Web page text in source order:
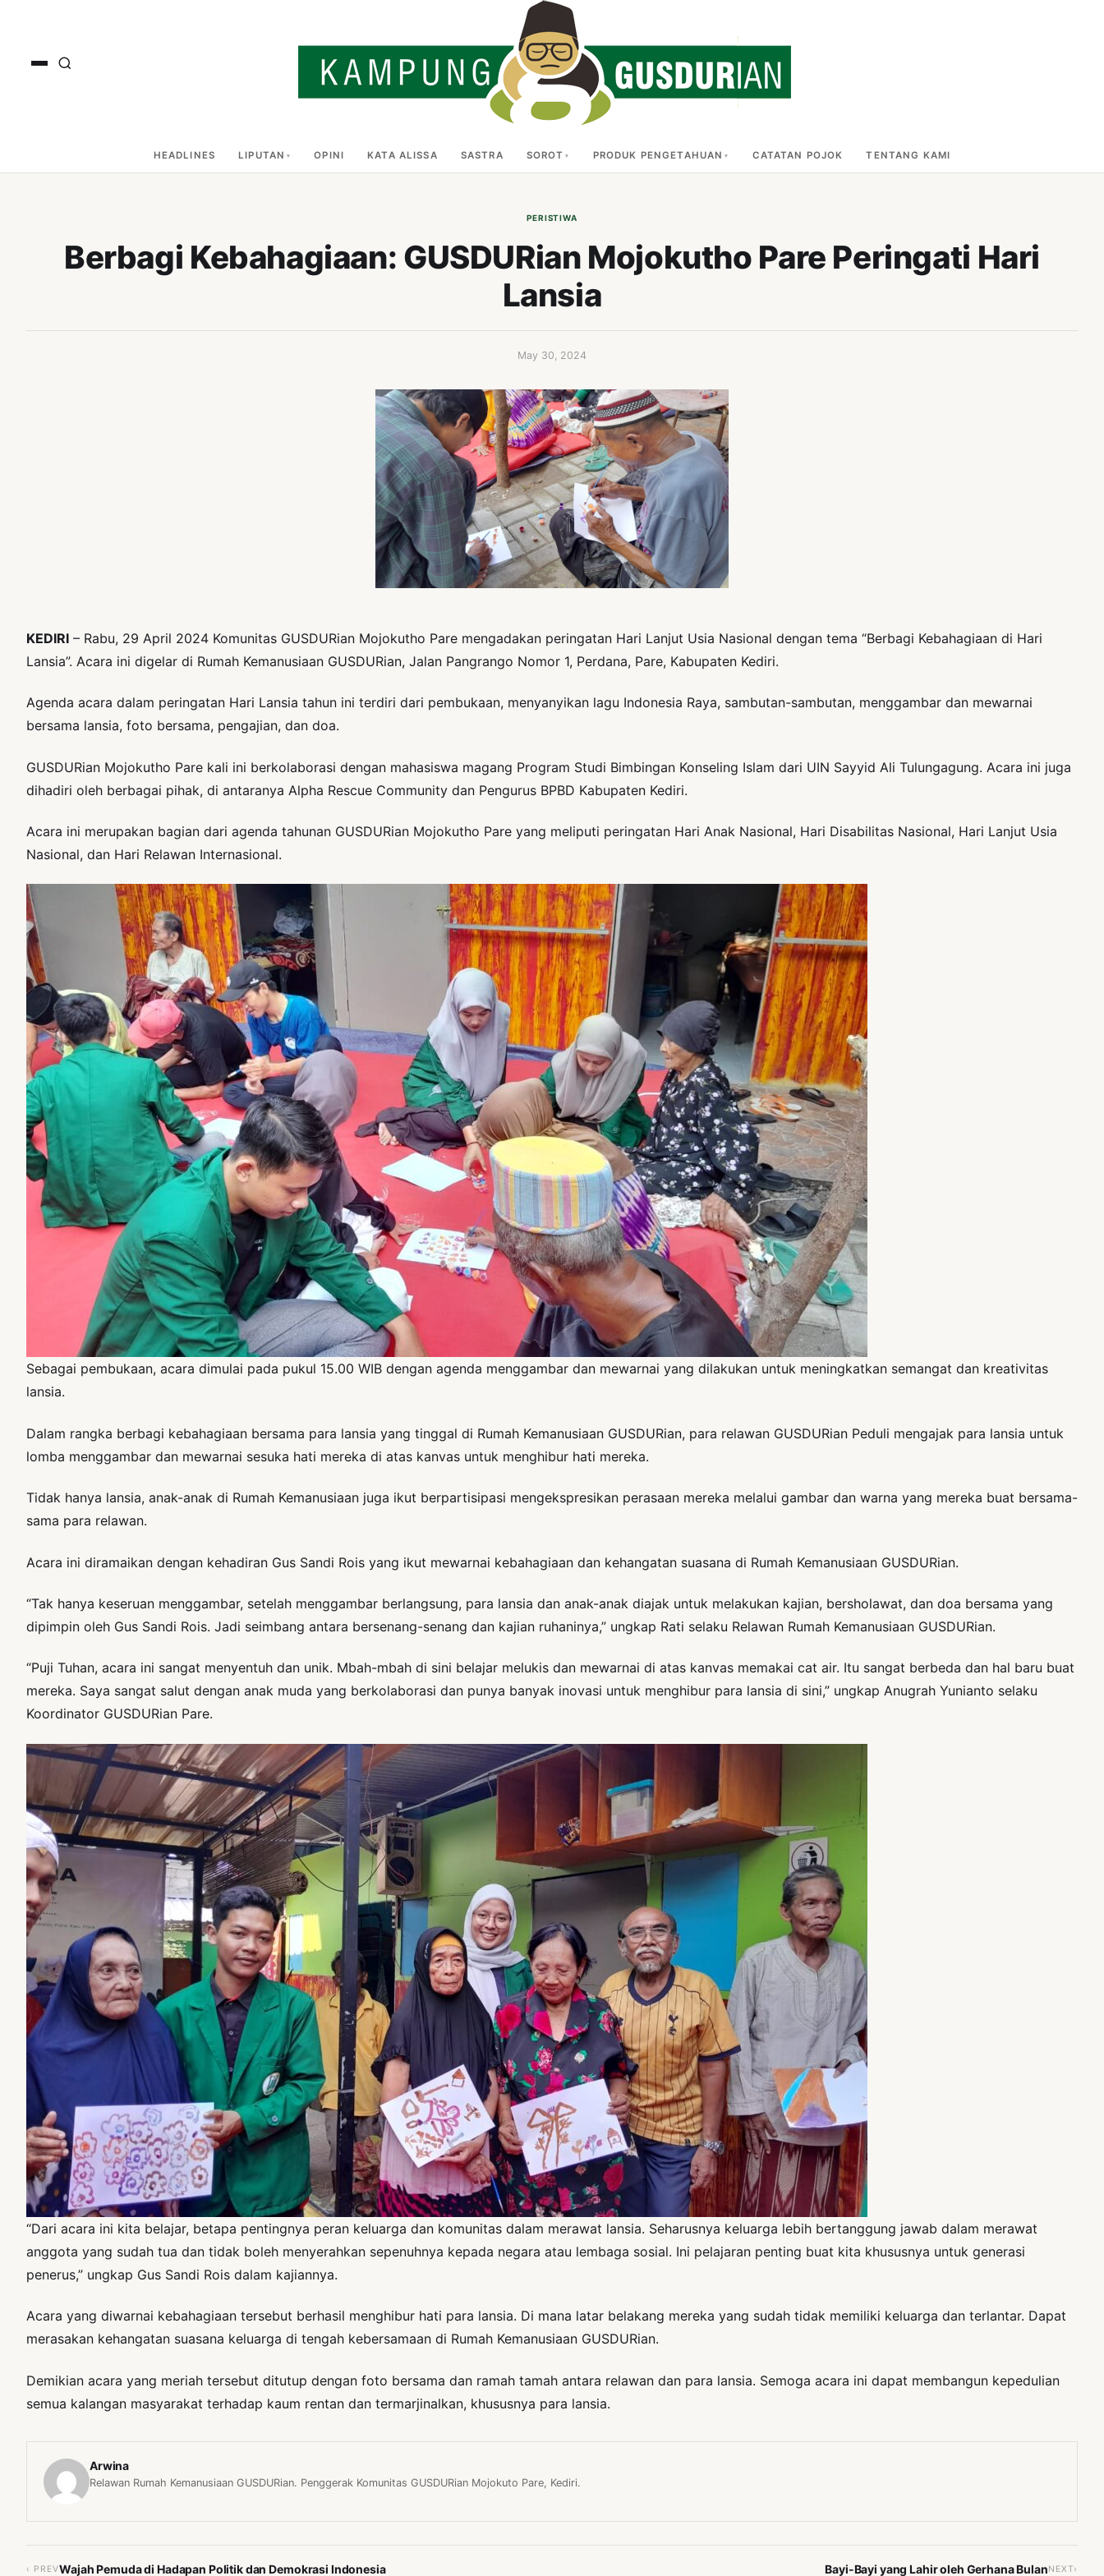
HEADLINES LIPUTAN OPINI KATA ALISSA SASTRA SOROT PRODUK PENGETAHUAN CATATAN POJOK TENTANG KAMI
PERISTIWA
Berbagi Kebahagiaan: GUSDURian Mojokutho Pare Peringati Hari
Lansia
May 30, 2024
KEDIRI – Rabu, 29 April 2024 Komunitas GUSDURian Mojokutho Pare mengadakan peringatan Hari Lanjut Usia Nasional dengan tema “Berbagi Kebahagiaan di Hari
Lansia”. Acara ini digelar di Rumah Kemanusiaan GUSDURian, Jalan Pangrango Nomor 1, Perdana, Pare, Kabupaten Kediri.
Agenda acara dalam peringatan Hari Lansia tahun ini terdiri dari pembukaan, menyanyikan lagu Indonesia Raya, sambutan-sambutan, menggambar dan mewarnai
bersama lansia, foto bersama, pengajian, dan doa.
GUSDURian Mojokutho Pare kali ini berkolaborasi dengan mahasiswa magang Program Studi Bimbingan Konseling Islam dari UIN Sayyid Ali Tulungagung. Acara ini juga
dihadiri oleh berbagai pihak, di antaranya Alpha Rescue Community dan Pengurus BPBD Kabupaten Kediri.
Acara ini merupakan bagian dari agenda tahunan GUSDURian Mojokutho Pare yang meliputi peringatan Hari Anak Nasional, Hari Disabilitas Nasional, Hari Lanjut Usia
Nasional, dan Hari Relawan Internasional.
Sebagai pembukaan, acara dimulai pada pukul 15.00 WIB dengan agenda menggambar dan mewarnai yang dilakukan untuk meningkatkan semangat dan kreativitas
lansia.
Dalam rangka berbagi kebahagiaan bersama para lansia yang tinggal di Rumah Kemanusiaan GUSDURian, para relawan GUSDURian Peduli mengajak para lansia untuk
lomba menggambar dan mewarnai sesuka hati mereka di atas kanvas untuk menghibur hati mereka.
Tidak hanya lansia, anak-anak di Rumah Kemanusiaan juga ikut berpartisipasi mengekspresikan perasaan mereka melalui gambar dan warna yang mereka buat bersama-
sama para relawan.
Acara ini diramaikan dengan kehadiran Gus Sandi Rois yang ikut mewarnai kebahagiaan dan kehangatan suasana di Rumah Kemanusiaan GUSDURian.
“Tak hanya keseruan menggambar, setelah menggambar berlangsung, para lansia dan anak-anak diajak untuk melakukan kajian, bersholawat, dan doa bersama yang
dipimpin oleh Gus Sandi Rois. Jadi seimbang antara bersenang-senang dan kajian ruhaninya,” ungkap Rati selaku Relawan Rumah Kemanusiaan GUSDURian.
“Puji Tuhan, acara ini sangat menyentuh dan unik. Mbah-mbah di sini belajar melukis dan mewarnai di atas kanvas memakai cat air. Itu sangat berbeda dan hal baru buat
mereka. Saya sangat salut dengan anak muda yang berkolaborasi dan punya banyak inovasi untuk menghibur para lansia di sini,” ungkap Anugrah Yunianto selaku
Koordinator GUSDURian Pare.
“Dari acara ini kita belajar, betapa pentingnya peran keluarga dan komunitas dalam merawat lansia. Seharusnya keluarga lebih bertanggung jawab dalam merawat
anggota yang sudah tua dan tidak boleh menyerahkan sepenuhnya kepada negara atau lembaga sosial. Ini pelajaran penting buat kita khususnya untuk generasi
penerus,” ungkap Gus Sandi Rois dalam kajiannya.
Acara yang diwarnai kebahagiaan tersebut berhasil menghibur hati para lansia. Di mana latar belakang mereka yang sudah tidak memiliki keluarga dan terlantar. Dapat
merasakan kehangatan suasana keluarga di tengah kebersamaan di Rumah Kemanusiaan GUSDURian.
Demikian acara yang meriah tersebut ditutup dengan foto bersama dan ramah tamah antara relawan dan para lansia. Semoga acara ini dapat membangun kepedulian
semua kalangan masyarakat terhadap kaum rentan dan termarjinalkan, khususnya para lansia.
Arwina
Relawan Rumah Kemanusiaan GUSDURian. Penggerak Komunitas GUSDURian Mojokuto Pare, Kediri.
‹ PREVWajah Pemuda di Hadapan Politik dan Demokrasi Indonesia Bayi-Bayi yang Lahir oleh Gerhana BulanNEXT›